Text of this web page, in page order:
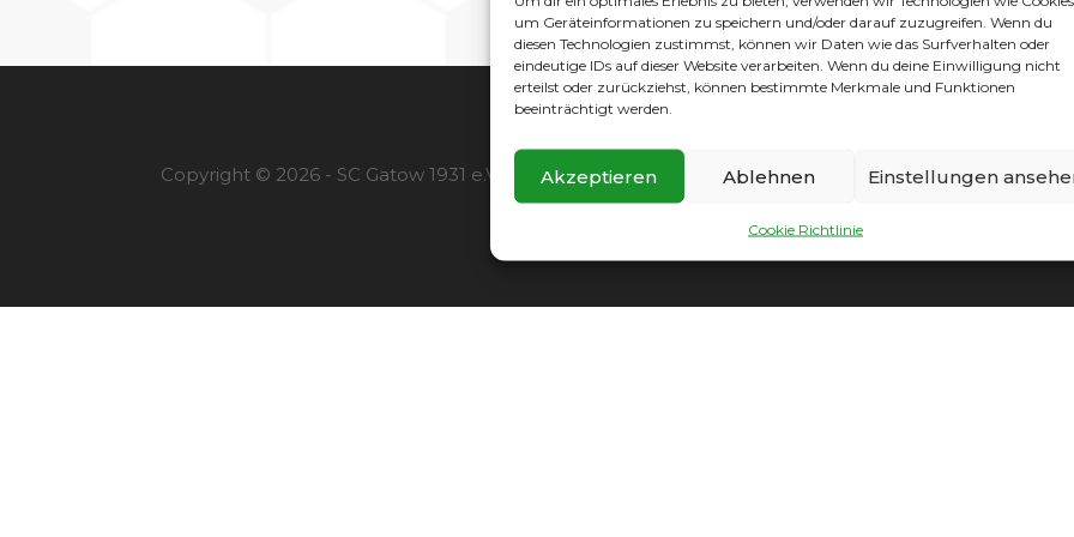
um Geräteinformationen zu speichern und/oder darauf zuzugreifen. Wenn du
diesen Technologien zustimmst, können wir Daten wie das Surfverhalten oder
eindeutige IDs auf dieser Website verarbeiten. Wenn du deine Einwilligung nicht
erteilst oder zurückziehst, können bestimmte Merkmale und Funktionen
beeinträchtigt werden.
Akzeptieren Ablehnen Einstellungen
Cookie Richtlinie
Copyright © 2026 - SC Gatow 1931 e.V. | Impressum|Datenschutz|Cookie Richtlinie|Vereinssatzung